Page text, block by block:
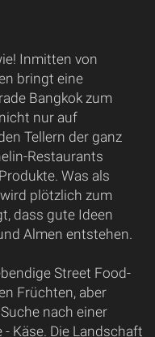
Inmitten von
bringt eine
Bangkok zum
nur auf
Tellern der ganz
Restaurants
Was als
plötzlich zum
dass gute Ideen
Almen entstehen.
Street Food-
Früchten, aber
nach einer
Käse. Die Landschaft